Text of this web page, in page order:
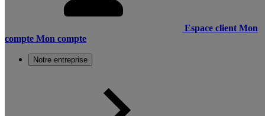
Espace client Mon
compte Mon compte
Notre entreprise